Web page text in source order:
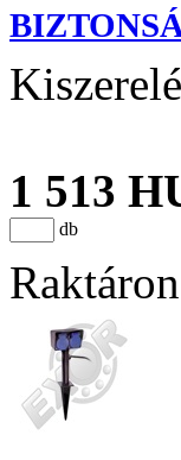
1 513
db
Raktáron